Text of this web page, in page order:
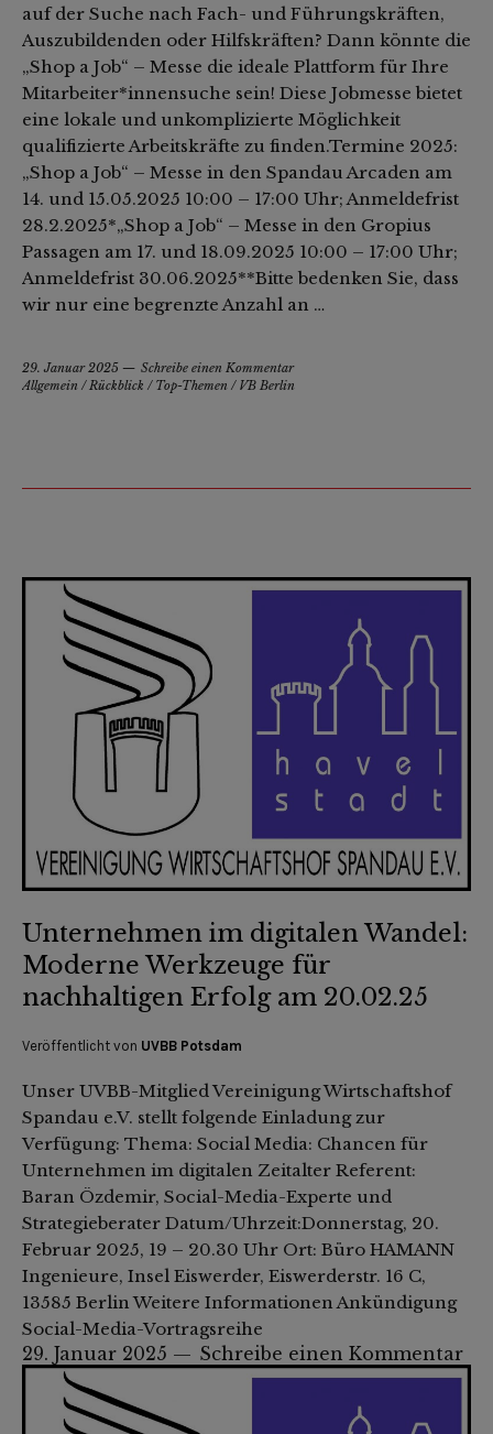
auf der Suche nach Fach- und Führungskräften,
Auszubildenden oder Hilfskräften? Dann könnte die
„Shop a Job“ – Messe die ideale Plattform für Ihre
Mitarbeiter*innensuche sein! Diese Jobmesse bietet
eine lokale und unkomplizierte Möglichkeit
qualifizierte Arbeitskräfte zu finden.Termine 2025:
„Shop a Job“ – Messe in den Spandau Arcaden am
14. und 15.05.2025 10:00 – 17:00 Uhr; Anmeldefrist
28.2.2025*„Shop a Job“ – Messe in den Gropius
Passagen am 17. und 18.09.2025 10:00 – 17:00 Uhr;
Anmeldefrist 30.06.2025**Bitte bedenken Sie, dass
wir nur eine begrenzte Anzahl an …
29. Januar 2025
Schreibe einen Kommentar
Allgemein / Rückblick / Top-Themen / VB Berlin
Unternehmen im digitalen Wandel:
Moderne Werkzeuge für
nachhaltigen Erfolg am 20.02.25
Veröffentlicht von UVBB Potsdam
Unser UVBB-Mitglied Vereinigung Wirtschaftshof
Spandau e.V. stellt folgende Einladung zur
Verfügung: Thema: Social Media: Chancen für
Unternehmen im digitalen Zeitalter Referent:
Baran Özdemir, Social-Media-Experte und
Strategieberater Datum/Uhrzeit:Donnerstag, 20.
Februar 2025, 19 – 20.30 Uhr Ort: Büro HAMANN
Ingenieure, Insel Eiswerder, Eiswerderstr. 16 C,
13585 Berlin Weitere Informationen Ankündigung
Social-Media-Vortragsreihe
29. Januar 2025 Schreibe einen Kommentar